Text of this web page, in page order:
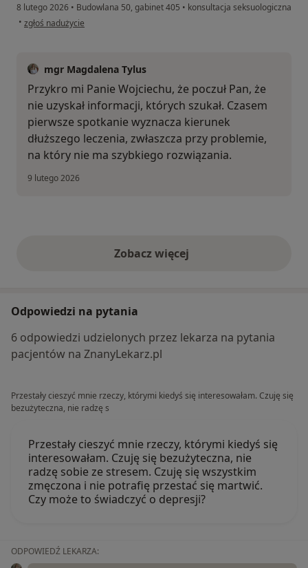
8 lutego 2026 • Budowlana 50, gabinet 405 • konsultacja seksuologiczna
• w opinii użytkownika Wojciech
zgłoś nadużycie
mgr Magdalena Tylus
Przykro mi Panie Wojciechu, że poczuł Pan, że
nie uzyskał informacji, których szukał. Czasem
pierwsze spotkanie wyznacza kierunek
dłuższego leczenia, zwłaszcza przy problemie,
na który nie ma szybkiego rozwiązania.
9 lutego 2026
Zobacz więcejopinie powyżej
Odpowiedzi na pytania
6 odpowiedzi udzielonych przez lekarza na pytania
pacjentów na ZnanyLekarz.pl
Przestały cieszyć mnie rzeczy, którymi kiedyś się interesowałam. Czuję się
bezużyteczna, nie radzę s
Przestały cieszyć mnie rzeczy, którymi kiedyś się
interesowałam. Czuję się bezużyteczna, nie
radzę sobie ze stresem. Czuję się wszystkim
zmęczona i nie potrafię przestać się martwić.
Czy może to świadczyć o depresji?
ODPOWIEDŹ LEKARZA: